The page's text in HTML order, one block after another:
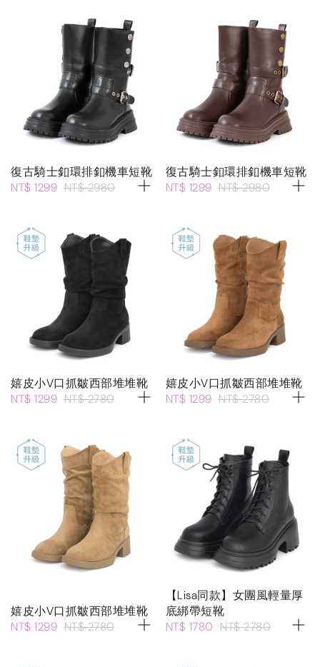
復古騎士釦環排釦機車短靴
NT$ 1299 NT$ 2980
復古騎士釦環排釦機車短靴
NT$ 1299 NT$ 2980
嬉皮小V口抓皺西部堆堆靴
NT$ 1299 NT$ 2780
嬉皮小V口抓皺西部堆堆靴
NT$ 1299 NT$ 2780
嬉皮小V口抓皺西部堆堆靴
NT$ 1299 NT$ 2780
【Lisa同款】女團風輕量厚
底綁帶短靴
NT$ 1780 NT$ 2780